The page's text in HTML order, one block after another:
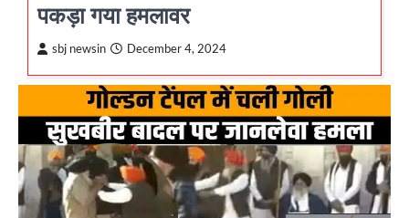
पकड़ा गया हमलावर
sbj newsin December 4, 2024